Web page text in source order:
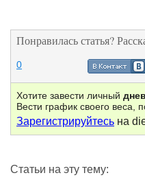
Понравилась статья?
0
Хотите завести личный
Вести график своего веса,
Зарегистрируйтесь на
Статьи на эту тему: